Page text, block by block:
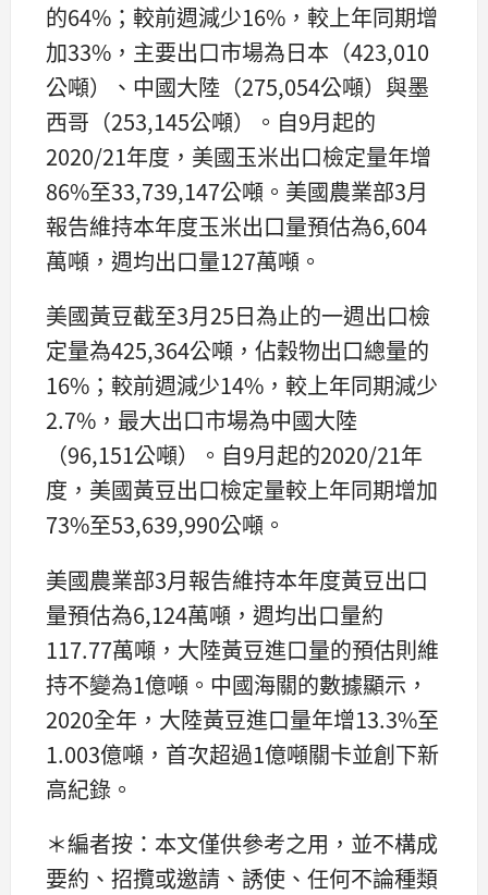
的64%；較前週減少16%，較上年同期增
加33%，主要出口市場為日本（423,010
公噸）、中國大陸（275,054公噸）與墨
西哥（253,145公噸）。自9月起的
2020/21年度，美國玉米出口檢定量年增
86%至33,739,147公噸。美國農業部3月
報告維持本年度玉米出口量預估為6,604
萬噸，週均出口量127萬噸。
美國黃豆截至3月25日為止的一週出口檢
定量為425,364公噸，佔穀物出口總量的
16%；較前週減少14%，較上年同期減少
2.7%，最大出口市場為中國大陸
（96,151公噸）。自9月起的2020/21年
度，美國黃豆出口檢定量較上年同期增加
73%至53,639,990公噸。
美國農業部3月報告維持本年度黃豆出口
量預估為6,124萬噸，週均出口量約
117.77萬噸，大陸黃豆進口量的預估則維
持不變為1億噸。中國海關的數據顯示，
2020全年，大陸黃豆進口量年增13.3%至
1.003億噸，首次超過1億噸關卡並創下新
高紀錄。
＊編者按：本文僅供參考之用，並不構成
要約、招攬或邀請、誘使、任何不論種類